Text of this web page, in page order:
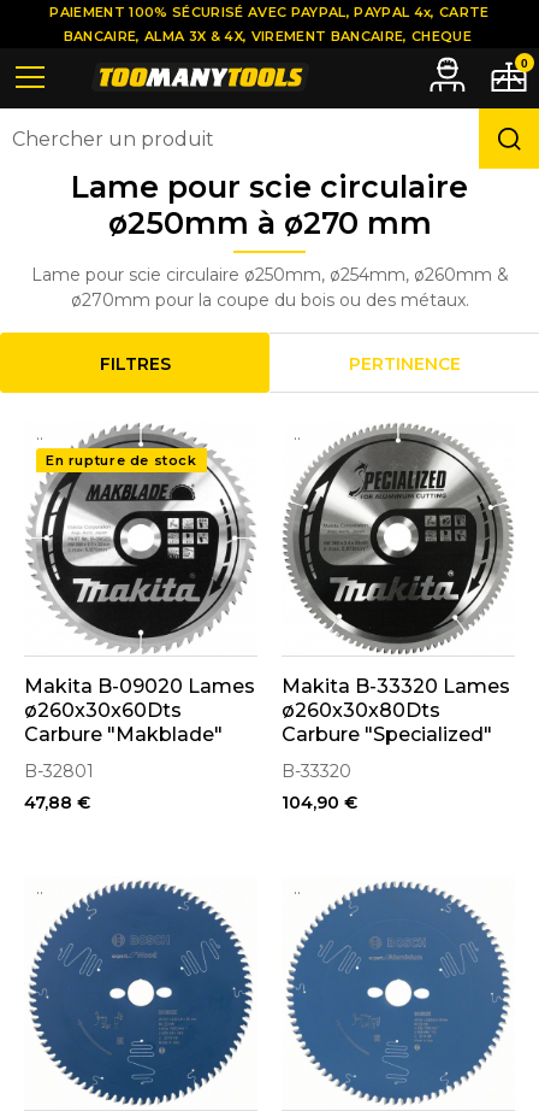
Lame pour scie circulaire
ø250mm à ø270 mm
Lame pour scie circulaire ø250mm, ø254mm, ø260mm &
ø270mm pour la coupe du bois ou des métaux.
FILTRES PERTINENCE
..
En rupture de stock
Makita B-09020 Lames
ø260x30x60Dts
Carbure "Makblade"
Bois
B-32801
47,88 €
..
Makita B-33320 Lames
ø260x30x80Dts
Carbure "Specialized"
Aluminium
B-33320
104,90 €
.. ..
PAIEMENT 100% SÉCURISÉ AVEC PAYPAL, PAYPAL 4x, CARTE
BANCAIRE, ALMA 3X & 4X, VIREMENT BANCAIRE, CHEQUE
0